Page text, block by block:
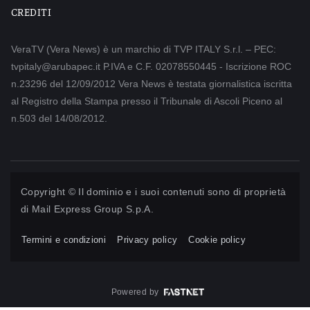
CREDITI
VeraTV (Vera News) è un marchio di TVP ITALY S.r.l. – PEC:
tvpitaly@arubapec.it P.IVA e C.F. 02078550445 - Iscrizione ROC
n.23296 del 12/09/2012 Vera News è testata giornalistica iscritta
al Registro della Stampa presso il Tribunale di Ascoli Piceno al
n.503 del 14/08/2012.
Copyright © Il dominio e i suoi contenuti sono di proprietà
di Mail Express Group S.p.A.
Termini e condizioni Privacy policy Cookie policy
Powered by